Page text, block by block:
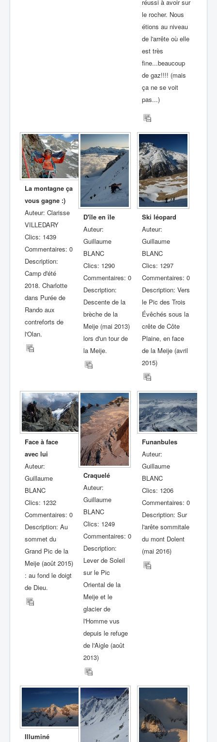
réussi à avoir sur
le rocher. Nous
étions au niveau
de l'arrête où elle
est très
fine...beaucoup
de gaz!!!! (mais
ça ne se voit
pas...)
La montagne ça
vous gagne :)
Auteur: Clarisse
VILLEDARY
Clics: 1439
Commentaires: 0
Description:
Camp d'été
2018. Charlotte
dans Purée de
Rando aux
contreforts de
l'Olan.
D'île en île
Auteur:
Guillaume
BLANC
Clics: 1290
Commentaires: 0
Description:
Descente de la
brèche de la
Meije (mai 2013)
lors d'un tour de
la Meije.
Ski léopard
Auteur:
Guillaume
BLANC
Clics: 1297
Commentaires: 0
Description: Vers
le Pic des Trois
Évêchés sous la
crête de Côte
Plaine, en face
de la Meije (avril
2015)
Face à face
avec lui
Auteur:
Guillaume
BLANC
Clics: 1232
Commentaires: 0
Description: Au
sommet du
Grand Pic de la
Meije (août 2015)
: au fond le doigt
de Dieu.
Craquelé
Auteur:
Guillaume
BLANC
Clics: 1249
Commentaires: 0
Description:
Lever de Soleil
sur le Pic
Oriental de la
Meije et le
glacier de
l'Homme vus
depuis le refuge
de l'Aigle (août
2013)
Funanbules
Auteur:
Guillaume
BLANC
Clics: 1206
Commentaires: 0
Description: Sur
l'arête sommitale
du mont Dolent
(mai 2016)
Illuminé